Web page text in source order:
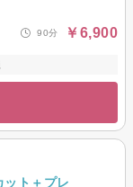
90分 ￥6,900
ット＋プレ